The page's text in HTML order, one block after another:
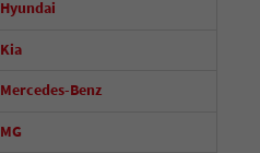
Hyundai
Kia
Mercedes-Benz
MG